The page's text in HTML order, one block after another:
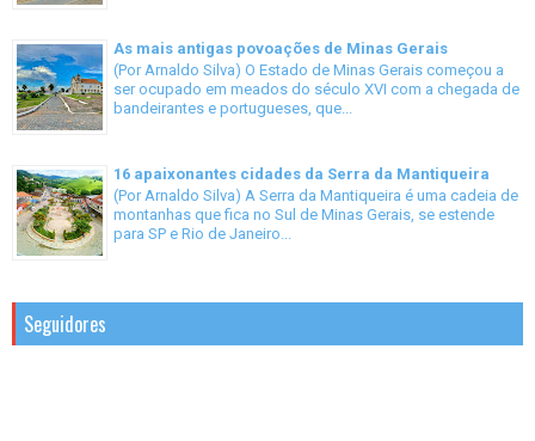
As mais antigas povoações de Minas Gerais
(Por Arnaldo Silva) O Estado de Minas Gerais começou a
ser ocupado em meados do século XVI com a chegada de
bandeirantes e portugueses, que...
16 apaixonantes cidades da Serra da Mantiqueira
(Por Arnaldo Silva) A Serra da Mantiqueira é uma cadeia de
montanhas que fica no Sul de Minas Gerais, se estende
para SP e Rio de Janeiro...
Seguidores